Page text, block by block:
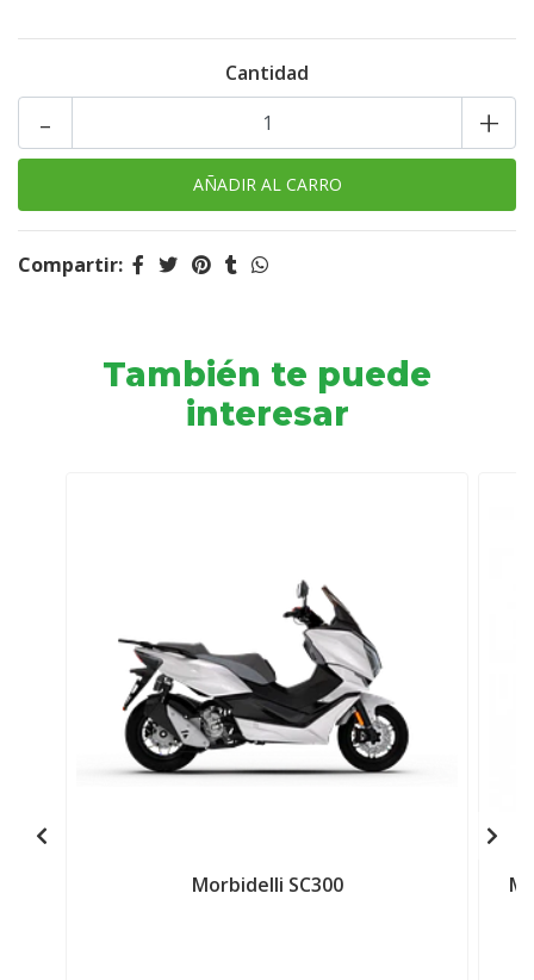
Cantidad
+
-
Compartir:
También te puede
interesar
Morbidelli SC300